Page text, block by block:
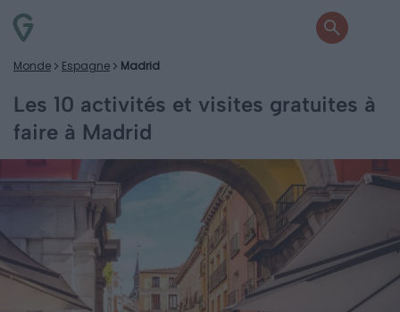
Monde Espagne Madrid
Les 10 activités et visites gratuites à
faire à Madrid